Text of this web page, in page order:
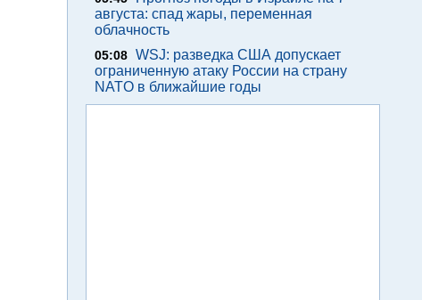
августа: спад жары, переменная
облачность
05:08 WSJ: разведка США допускает
ограниченную атаку России на страну
NATO в ближайшие годы